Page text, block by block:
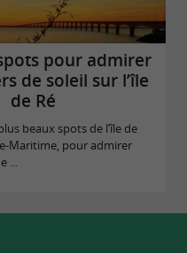
pour admirer
de soleil sur l’île
de Ré
beaux spots de l’île de
Maritime, pour admirer
...